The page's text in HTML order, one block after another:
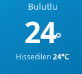
Bulutlu
24°
Hissedilen24°C